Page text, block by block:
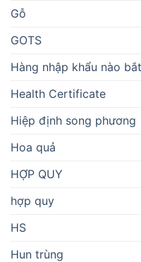
Gỗ
GOTS
Hàng nhập khẩu nào
Health Certificate
Hiệp định song phương
Hoa quả
HỢP QUY
hợp quy
HS
Hun trùng